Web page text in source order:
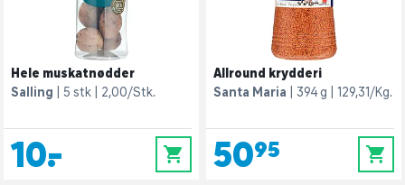
Hele muskatnødder
Salling
5 stk 2,00/Stk.
10,- 0
Allround krydderi
Santa Maria
394 g 129,31/Kg.
50,95 0